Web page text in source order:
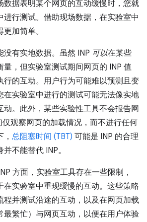
数据表明某个网页的互动缓慢时，您就
进行测试。借助现场数据，在实验室中
加简单。
没有实地数据。虽然 INP 可以在某些
量，但实验室测试期间网页的 INP 值
行的互动。用户行为可能难以预测且变
在实验室中进行的测试可能无法像实地
动。此外，某些实验性工具不会报告网
观察网页的加载情况，而不进行任何
总阻塞时间 (TBT) 可能是 INP 的合理
不能替代 INP。
方面，实验室工具存在一些限制，
在实验室中重现缓慢的互动。这些策略
程并测试沿途的互动，以及在网页加载
最繁忙）与网页互动，以便在用户体验